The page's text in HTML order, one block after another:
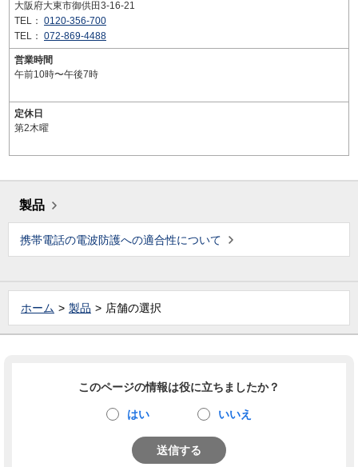
大阪府大東市御供田3-16-21
TEL： 0120-356-700
TEL： 072-869-4488
営業時間
午前10時〜午後7時
定休日
第2木曜
製品
携帯電話の電波防護への適合性について
ホーム 製品 店舗の選択
このページの情報は役に立ちましたか？
はい いいえ
送信する